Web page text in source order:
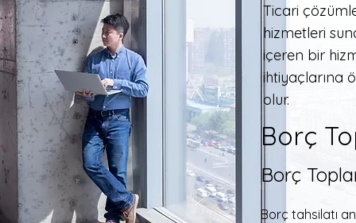
Ticari
hizmetleri
içeren bir
ihtiyaçlarına
olur.
Borç
Borç
Borç tahsilatı